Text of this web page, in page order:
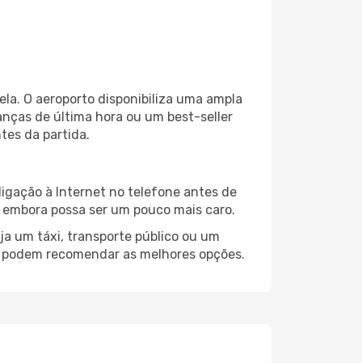
O aeroporto disponibiliza uma ampla
de última hora ou um best-seller
da partida.
à Internet no telefone antes de
possa ser um pouco mais caro.
um táxi, transporte público ou um
recomendar as melhores opções.